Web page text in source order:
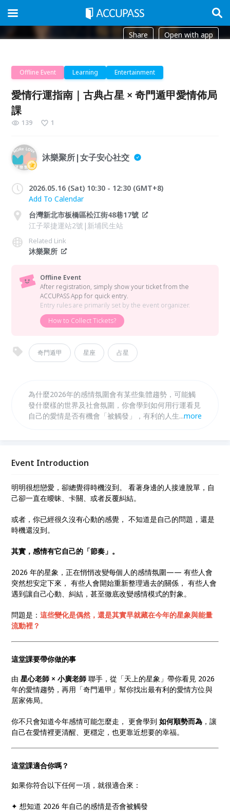
Share Open with app
Offline Event Learning Entertainment
愛情行運指南｜古典占星 × 奇門遁甲愛情佈局
課
139 1
沐樂聚所|女子安心社交
2026.05.16 (Sat) 10:30 - 12:30 (GMT+8)
Add To Calendar
台灣新北市板橋區松江街48巷17號
江子翠捷運站2號|新埔民生站
Related Link
沐樂聚所
Offline Event
After registration, simply show your ticket from the
ACCUPASS App for quick entry.
Entry rules are primarily set by the event organizer.
How to Collect Tickets?
奇門遁甲 星座 占星
為什麼2026年的感情氛圍會有某些集體趨勢，可能觸
發什麼樣的世界及社會氛圍，你會學到如何用行運看見
自己的愛情是否有機會「被觸發」，有利的人生面向在
發生什麼，更知道你可以怎麼做，讓幸福更靠近。
...more
Event Introduction
明明很想戀愛，卻總覺得時機沒到。 看著身邊的人接連脫單，自
己卻一直在曖昧、卡關、或者反覆糾結。
或者，你已經很久沒有心動的感覺， 不知道是自己的問題，還是
時機還沒到。
其實，感情有它自己的「節奏」。
2026 年的星象，正在悄悄改變每個人的感情氛圍—— 有些人會
突然想安定下來， 有些人會開始重新整理過去的關係， 有些人會
遇到讓自己心動、糾結，甚至徹底改變感情模式的對象。
問題是：這些變化是偶然，還是其實早就藏在今年的星象與能量
流動裡？
這堂課要帶你做的事
由星心老師 × 小廣老師 聯手，從「天上的星象」帶你看見 2026
年的愛情趨勢，再用「奇門遁甲」幫你找出最有利的愛情方位與
居家佈局。
你不只會知道今年感情可能怎麼走， 更會學到如何順勢而為 ，讓
自己在愛情裡更清醒、更穩定，也更靠近想要的幸福。
這堂課適合你嗎？
如果你符合以下任何一項，就很適合來：
✦ 想知道 2026 年自己的感情是否會被觸發